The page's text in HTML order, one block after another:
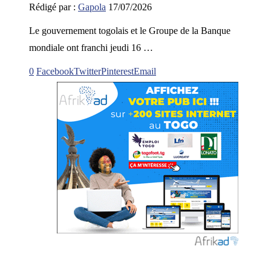
Rédigé par : Gapola 17/07/2026
Le gouvernement togolais et le Groupe de la Banque
mondiale ont franchi jeudi 16 …
0 FacebookTwitterPinterestEmail